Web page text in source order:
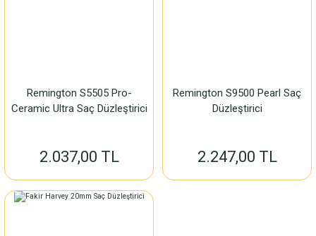
Remington S5505 Pro-
Ceramic Ultra Saç Düzleştirici
2.037,00 TL
Remington S9500 Pearl Saç
Düzleştirici
2.247,00 TL